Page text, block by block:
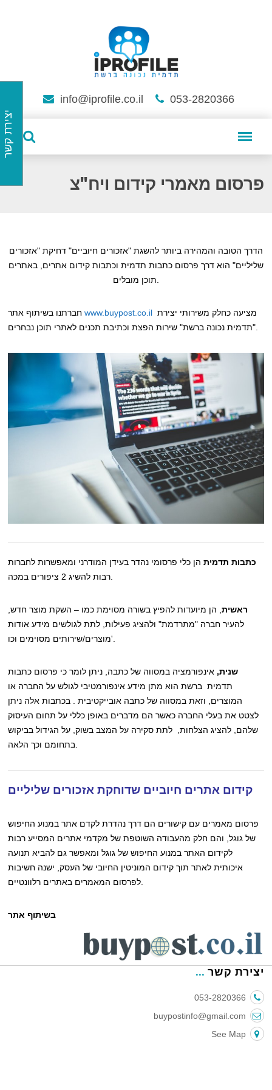
info@iprofile.co.il 053-2820366
פרסום מאמרי קידום ויח"צ
הדרך הטובה והמהירה ביותר להשגת "אזכורים חיוביים" דחיקת "אזכורים
שליליים" הוא דרך פרסום כתבות תדמית וכתבות קידום אתרים, באתרים
תוכן מובלים.
חברתנו בשיתוף אתרwww.buypost.co.il מציעה כחלק משירותי יצירת
"תדמית נכונה ברשת" שירות הפצת וכתיבת תכנים לאתרי תוכן נבחרים.
כתבות תדמיתהן כלי פרסומי נהדר בעידן המודרני ומאפשרות לחברות
ראשית, הן מיועדות להפיץ בשורה מסוימת כמו – השקת מוצר חדש,
להעיר חברה "מתרדמת" ולהציג פעילות, לתת לגולשים מידע אודות
מוצרים/שירותים מסוימים וכו'.
שנית, אינפורמציה במסווה של כתבה, ניתן לומר כי פרסום כתבות
תדמית ברשת הוא מתן מידע אינפורמטיבי לגולש על החברה או
המוצרים, וזאת במסווה של כתבה אובייקטיבית . בכתבות אלה ניתן
לצטט את בעלי החברה כאשר הם מדברים באופן כללי על תחום העיסוק
שלהם, להציג הצלחות, לתת סקירה על המצב בשוק, על הגידול בביקוש
פרסום מאמרים עם קישורים הם דרך נהדרת לקדם אתר במנוע החיפוש
של גוגל, והם חלק מהעבודה השוטפת של מקדמי אתרים המסייע רבות
לקידום האתר במנוע החיפוש של גוגל ומאפשר גם להביא תנועה
איכותית לאתר תוך קידום המוניטין החיובי של העסק, ישנה חשיבות
בשיתוף אתר
יצירת קשר
053-2820366
buypostinfo@gmail.com
See Map
יצירת קשר